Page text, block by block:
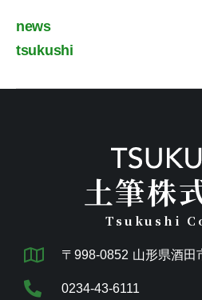
news
tsukushi
土筆株
Tsukushi
〒998-0852 山形県酒田
0234-43-6111